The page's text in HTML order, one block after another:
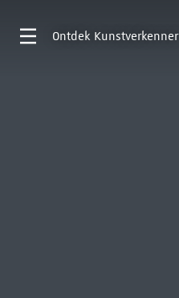
Ontdek Kunstverkenner